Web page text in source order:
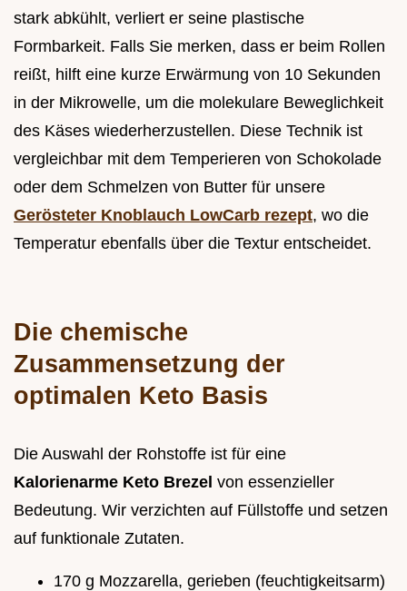
stark abkühlt, verliert er seine plastische
Formbarkeit. Falls Sie merken, dass er beim Rollen
reißt, hilft eine kurze Erwärmung von 10 Sekunden
in der Mikrowelle, um die molekulare Beweglichkeit
des Käses wiederherzustellen. Diese Technik ist
vergleichbar mit dem Temperieren von Schokolade
oder dem Schmelzen von Butter für unsere
Gerösteter Knoblauch LowCarb rezept, wo die
Temperatur ebenfalls über die Textur entscheidet.
Die chemische
Zusammensetzung der
optimalen Keto Basis
Die Auswahl der Rohstoffe ist für eine
Kalorienarme Keto Brezel von essenzieller
Bedeutung. Wir verzichten auf Füllstoffe und setzen
auf funktionale Zutaten.
170 g Mozzarella, gerieben (feuchtigkeitsarm)